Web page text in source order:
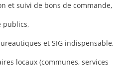
et suivi de bons de commande,
publics,
et SIG indispensable,
locaux (communes, services